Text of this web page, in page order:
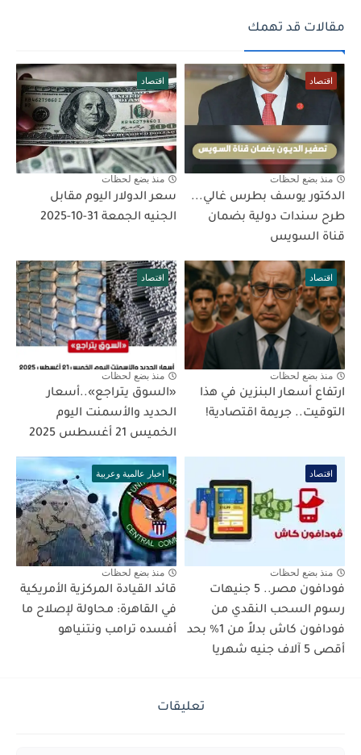
مقالات قد تهمك
اقتصاد
منذ بضع لحظات
الدكتور يوسف بطرس غالي...
طرح سندات دولية بضمان
قناة السويس
اقتصاد
منذ بضع لحظات
سعر الدولار اليوم مقابل
الجنيه الجمعة 31-10-2025
اقتصاد
منذ بضع لحظات
ارتفاع أسعار البنزين في هذا
التوقيت.. جريمة اقتصادية!
اقتصاد
منذ بضع لحظات
«السوق يتراجع»..أسعار
الحديد والأسمنت اليوم
الخميس 21 أغسطس 2025
اقتصاد
منذ بضع لحظات
فودافون مصر.. 5 جنيهات
رسوم السحب النقدي من
فودافون كاش بدلاً من 1% بحد
أقصى 5 آلاف جنيه شهريا
اخبار عالمية وعربية
منذ بضع لحظات
قائد القيادة المركزية الأمريكية
في القاهرة: محاولة لإصلاح ما
أفسده ترامب ونتنياهو
تعليقات